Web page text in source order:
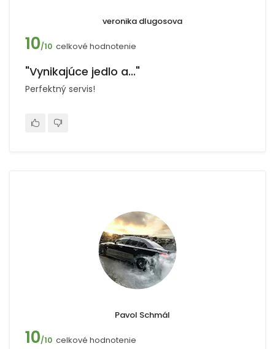
veronika dlugosova
10/10 celkové hodnotenie
"Vynikajúce jedlo a..."
Perfektný servis!
Pavol Schmál
10/10 celkové hodnotenie